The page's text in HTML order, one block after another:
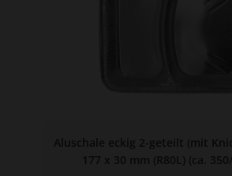
Aluschale eckig 2-geteilt (mit
177 x 30 mm (R80L) (ca.